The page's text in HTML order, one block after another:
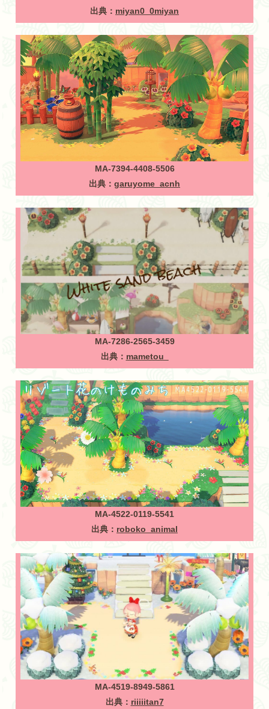
出典： miyan0_0miyan
MA-7394-4408-5506
出典： garuyome_acnh
MA-7286-2565-3459
出典： mametou_
MA-4522-0119-5541
出典： roboko_animal
MA-4519-8949-5861
出典： riiiiitan7